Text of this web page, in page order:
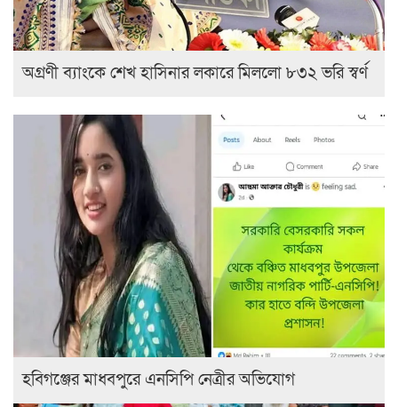
অগ্রণী ব্যাংকে শেখ হাসিনার লকারে মিললো ৮৩২ ভরি স্বর্ণ
হবিগঞ্জের মাধবপুরে এনসিপি নেত্রীর অভিযোগ